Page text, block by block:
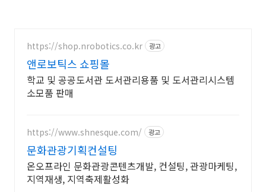
https://shop.nrobotics.co.kr 광고
앤로보틱스 쇼핑몰
학교 및 공공도서관 도서관리용품 및 도서관리시스템
소모품 판매
https://www.shnesque.com/ 광고
문화관광기획컨설팅
온오프라인 문화관광콘텐츠개발, 컨설팅, 관광마케팅,
지역재생, 지역축제활성화